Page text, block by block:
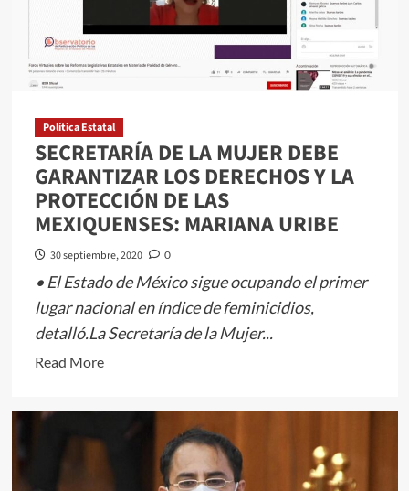
edad
situación
abandono
Política Estatal
SECRETARÍA DE LA MUJER DEBE
GARANTIZAR LOS DERECHOS Y LA
PROTECCIÓN DE LAS
MEXIQUENSES: MARIANA URIBE
30 septiembre, 2020 0
• El Estado de México sigue ocupando el primer
lugar nacional en índice de feminicidios,
detalló.La Secretaría de la Mujer...
Read MoreRead
about
SECRETARÍA